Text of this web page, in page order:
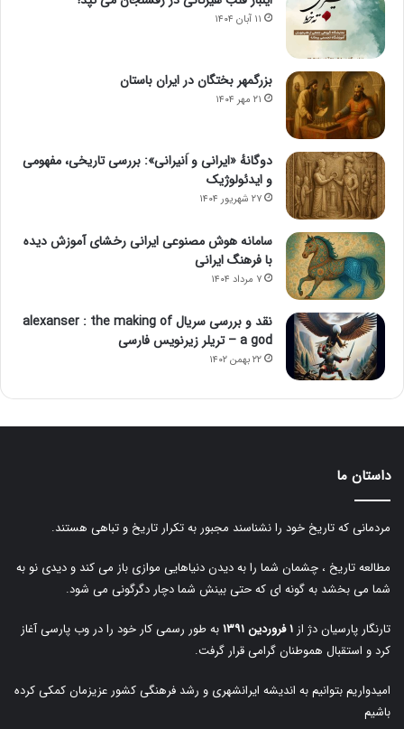
۱۱ آبان ۱۴۰۴
بزرگمهر بختگان در ایران باستان
۲۱ مهر ۱۴۰۴
دوگانهٔ «ایرانی و اَنیرانی»: بررسی تاریخی، مفهومی
و ایدئولوژیک
۲۷ شهریور ۱۴۰۴
سامانه هوش مصنوعی ایرانی رخشای آموزش دیده
با فرهنگ ایرانی
۷ مرداد ۱۴۰۴
نقد و بررسی سریال alexanser : the making of
a god – تریلر زیرنویس فارسی
۲۲ بهمن ۱۴۰۲
داستان ما
مردمانی که تاریخ خود را نشناسند مجبور به تکرار تاریخ و تباهی هستند.
مطالعه تاریخ ، چشمان شما را به دیدن دنیاهایی موازی باز می کند و دیدی نو به
شما می بخشد به گونه ای که حتی بینش شما دچار دگرگونی می شود.
تارنگار پارسیان دژ از ۱ فروردین ۱۳۹۱
به طور رسمی کار خود را در وب پارسی آغاز
کرد و استقبال هموطنان گرامی قرار گرفت.
امیدواریم بتوانیم به اندیشه ایرانشهری و رشد فرهنگی کشور عزیزمان کمکی کرده
باشیم